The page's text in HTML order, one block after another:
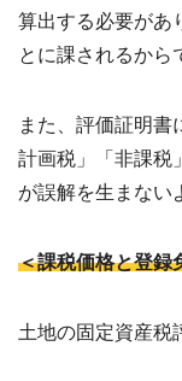
算出する必要があ
とに課されるから
また、評価証明書
計画税」「非課税
が誤解を生まない
＜課税価格と登録
土地の固定資産税